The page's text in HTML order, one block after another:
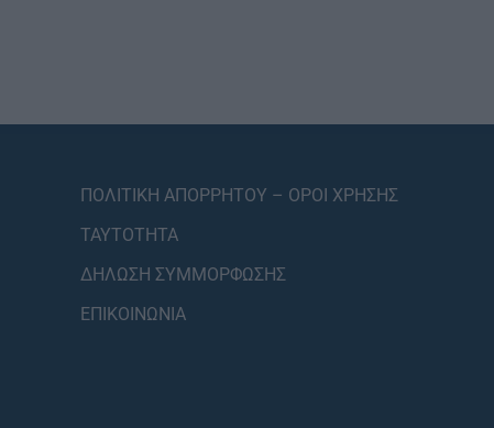
ΠΟΛΙΤΙΚΗ ΑΠΟΡΡΗΤΟΥ – ΟΡΟΙ ΧΡΗΣΗΣ
ΤΑΥΤΟΤΗΤΑ
ΔΗΛΩΣΗ ΣΥΜΜΟΡΦΩΣΗΣ
ΕΠΙΚΟΙΝΩΝΙΑ